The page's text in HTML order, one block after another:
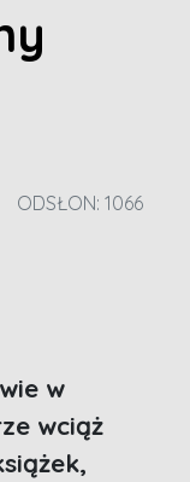
ODSŁON: 1066
w
wciąż